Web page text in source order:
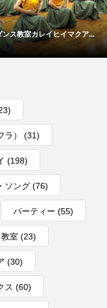
ンス教室カレイヒイマクア...
） (31)
(198)
ソング(76)
パーティー (55)
室 (23)
(30)
ス (60)